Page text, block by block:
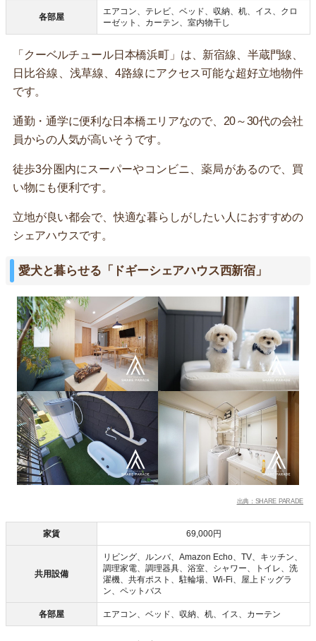
各部屋
エアコン、テレビ、ベッド、収納、机、イス、クロ
ーゼット、カーテン、室内物干し
「クーベルチュール日本橋浜町」は、新宿線、半蔵門線、
日比谷線、浅草線、4路線にアクセス可能な超好立地物件
です。
通勤・通学に便利な日本橋エリアなので、20～30代の会社
員からの人気が高いそうです。
徒歩3分圏内にスーパーやコンビニ、薬局があるので、買
い物にも便利です。
立地が良い都会で、快適な暮らしがしたい人におすすめの
シェアハウスです。
愛犬と暮らせる「ドギーシェアハウス西新宿」
出典：SHARE PARADE
家賃 69,000円
共用設備
リビング、ルンバ、Amazon Echo、TV、キッチン、
調理家電、調理器具、浴室、シャワー、トイレ、洗
濯機、共有ポスト、駐輪場、Wi-Fi、屋上ドッグラ
ン、ペットバス
各部屋 エアコン、ベッド、収納、机、イス、カーテン